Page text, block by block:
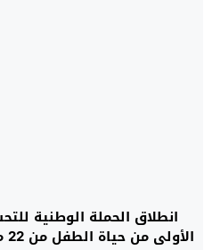
انطلاق الحملة الوطنية